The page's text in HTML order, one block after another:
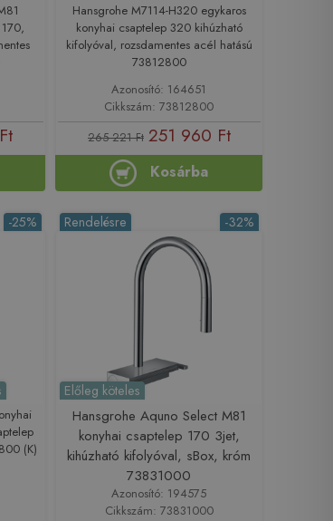
Hansgrohe M7114-H320 egykaros
konyhai csaptelep 320 kihúzható
kifolyóval, rozsdamentes acél hatású
73812800
Azonosító: 164651
Cikkszám: 73812800
265 221 Ft 251 960 Ft
Kosárba
-25%
(K)
-32%
Rendelésre
Előleg köteles
Hansgrohe Aquno Select M81
konyhai csaptelep 170 3jet,
kihúzható kifolyóval, sBox, króm
73831000
Azonosító: 194575
Cikkszám: 73831000